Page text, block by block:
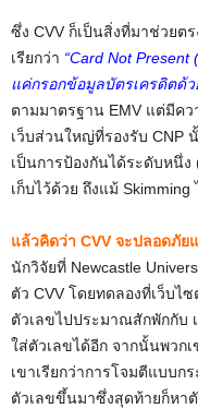
ซึ่ง CVV ก็เป็นสิ่งที่มาช่วย
เรียกว่า “Card Not
แค่กรอกข้อมูลบัตรเครดิตด้
ตามมาตรฐาน EMV แต่มีค
เว็บส่วนใหญ่ที่รองรับ CNP
เป็นการป้องกันได้ระดับหนึ่
เก็บไว้ด้วย ถึงแม้
แล้วคิดว่า CVV จะปลอดภัย
นักวิจัยที่ Newcastle
ตัว CVV โดยทดลองที่เว็บไ
ตัวเลขไปประมาณสักพักกับ
ใส่ตัวเลขได้อีก จากนั้นพวก
เขาเรียกว่าการโจมตีแบบก
ตัวเลขขึ้นมาซึ่งสุดท้ายก็หา